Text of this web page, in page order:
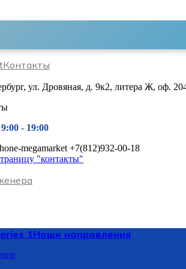
Контакты
ул. Дровяная, д. 9к2, литера Ж, оф.
9:00 - 19:00
+7(812)932-00-18
"контакты"
Наши направления